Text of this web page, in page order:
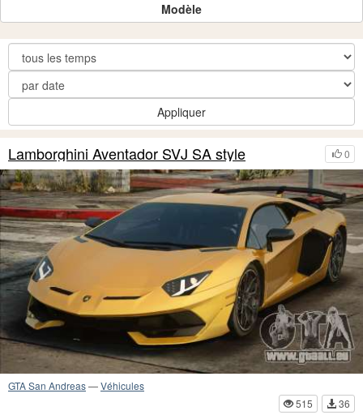
Modèle
Appliquer
0
Lamborghini Aventador SVJ SA style
GTA San Andreas—Véhicules
515
36